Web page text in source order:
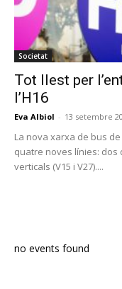
Societat
Tot llest per
l’H16
Eva Albiol - 13 setembre
La nova xarxa de bus
quatre noves línies: dos
verticals (V15 i V27)....
no events found